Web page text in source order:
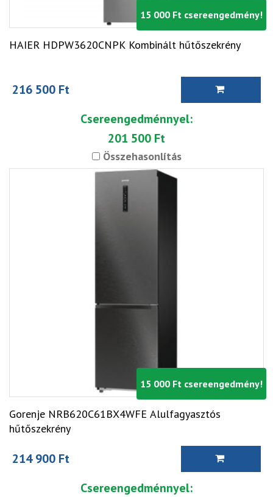
15 000 Ft csereengedmény!
HAIER HDPW3620CNPK Kombinált hűtőszekrény
216 500 Ft
Csereengedménnyel:
201 500 Ft
Összehasonlítás
15 000 Ft csereengedmény!
Gorenje NRB620C61BX4WFE Alulfagyasztós
hűtőszekrény
214 900 Ft
Csereengedménnyel: